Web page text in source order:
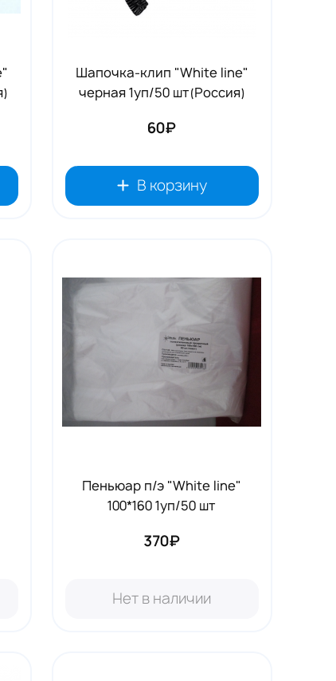
Шапочка-клип "White line"
черная 1уп/50 шт(Россия)
60₽
В корзину
Пеньюар п/э "White line"
100*160 1уп/50 шт
370₽
Нет в наличии